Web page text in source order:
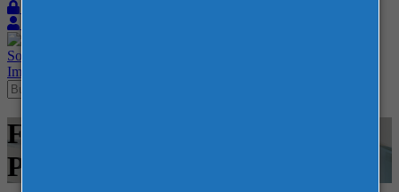
Sobre
Imprensa
Feiras - FUNDAPARQUE -
Postos e Conveniências